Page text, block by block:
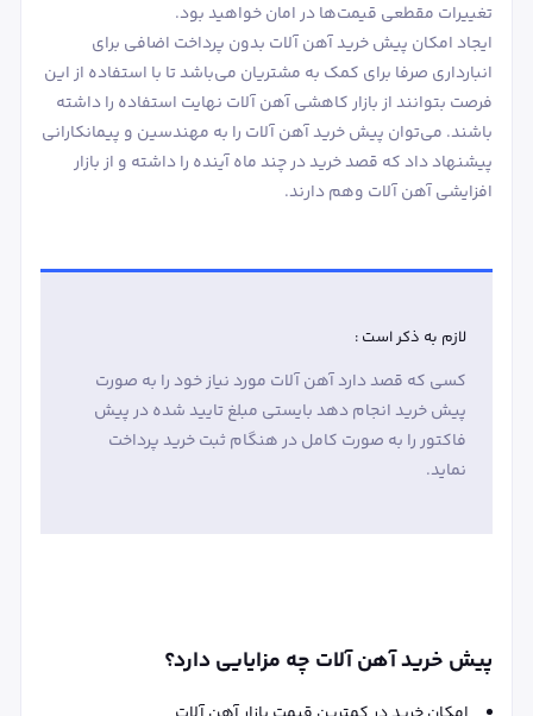
تغییرات مقطعی قیمت‌ها در امان خواهید بود.
ایجاد امکان پیش خرید آهن آلات بدون پرداخت اضافی برای
انبارداری صرفا برای کمک به مشتریان می‌باشد تا با استفاده از این
فرصت بتوانند از بازار کاهشی آهن آلات نهایت استفاده را داشته
باشند. می‌توان پیش خرید آهن آلات را به مهندسین و پیمانکارانی
پیشنهاد داد که قصد خرید در چند ماه آینده را داشته و از بازار
افزایشی آهن آلات وهم دارند.
لازم به ذکر است :
کسی که قصد دارد آهن آلات مورد نیاز خود را به صورت
پیش خرید انجام دهد بایستی مبلغ تایید شده در پیش
فاکتور را به صورت کامل در هنگام ثبت خرید پرداخت
نماید.
پیش خرید آهن آلات چه مزایایی دارد؟